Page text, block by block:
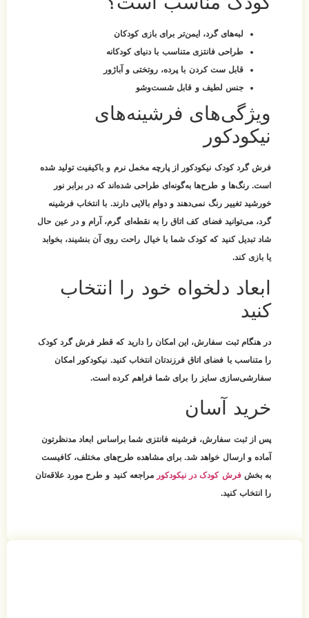
لبه‌های گرد، ایمن‌تر برای بازی کودکان
طراحی فانتزی متناسب با دنیای کودکانه
قابل ست کردن با پرده، روتختی و آباژور
جنس لطیف و قابل شست‌وشو
ویژگی‌های فرشینه‌های
نیکودکور
فرش گرد کودک نیکودکور از پارچه مخمل نرم و باکیفیت تولید شده
است. رنگ‌ها و طرح‌ها به‌گونه‌ای طراحی شده‌اند که در برابر نور
خورشید تغییر رنگ نمی‌دهند و دوام بالایی دارند. با انتخاب فرشینه
گرد، می‌توانید فضای کف اتاق را به نقطه‌ای گرم، آرام و در عین حال
شاد تبدیل کنید که کودک شما با خیال راحت روی آن بنشیند، بخوابد
یا بازی کند.
ابعاد دلخواه خود را انتخاب
کنید
در هنگام ثبت سفارش، این امکان را دارید که قطر فرش گرد کودک
را متناسب با فضای اتاق فرزندتان انتخاب کنید. نیکودکور امکان
سفارشی‌سازی سایز را برای شما فراهم کرده است.
خرید آسان
پس از ثبت سفارش، فرشینه فانتزی شما براساس ابعاد مدنظرتون
آماده و ارسال خواهد شد. برای مشاهده طرح‌های مختلف، کافیست
به بخشفرش کودک در نیکودکور مراجعه کنید و طرح مورد علاقه‌تان
را انتخاب کنید.